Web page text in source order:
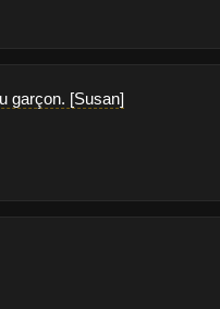
garçon. [Susan]